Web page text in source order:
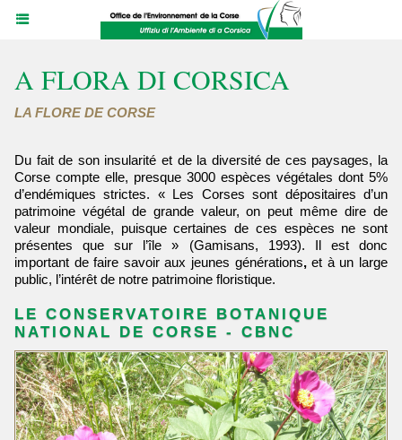
A FLORA DI CORSICA
LA FLORE DE CORSE
Du fait de son insularité et de la diversité de ces paysages, la
Corse compte elle, presque 3000 espèces végétales dont 5%
d’endémiques strictes. « Les Corses sont dépositaires d’un
patrimoine végétal de grande valeur, on peut même dire de
valeur mondiale, puisque certaines de ces espèces ne sont
présentes que sur l’île » (Gamisans, 1993). Il est donc
important de faire savoir aux jeunes générations,et à un large
public, l’intérêt de notre patrimoine floristique.
LE CONSERVATOIRE BOTANIQUE
NATIONAL DE CORSE - CBNC